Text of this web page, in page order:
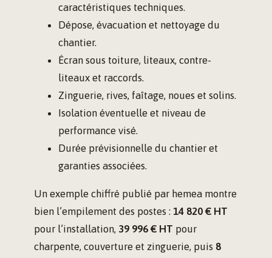
caractéristiques techniques.
Dépose, évacuation et nettoyage du
chantier.
Écran sous toiture, liteaux, contre-
liteaux et raccords.
Zinguerie, rives, faîtage, noues et solins.
Isolation éventuelle et niveau de
performance visé.
Durée prévisionnelle du chantier et
garanties associées.
Un exemple chiffré publié par hemea montre
bien l’empilement des postes : 14 820 € HT
pour l’installation, 39 996 € HT pour
charpente, couverture et zinguerie, puis 8